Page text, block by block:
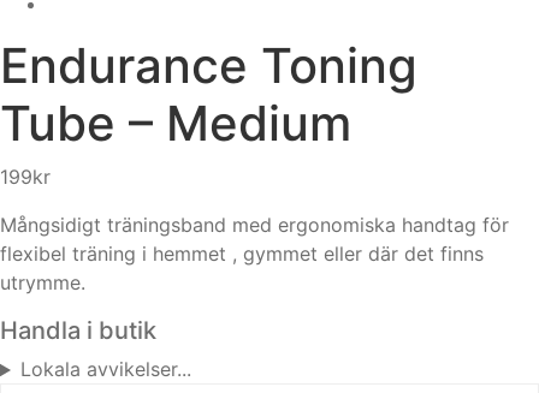
Endurance Toning
Tube – Medium
199kr
Mångsidigt träningsband med ergonomiska handtag för
flexibel träning i hemmet , gymmet eller där det finns
utrymme.
Handla i butik
Lokala avvikelser...